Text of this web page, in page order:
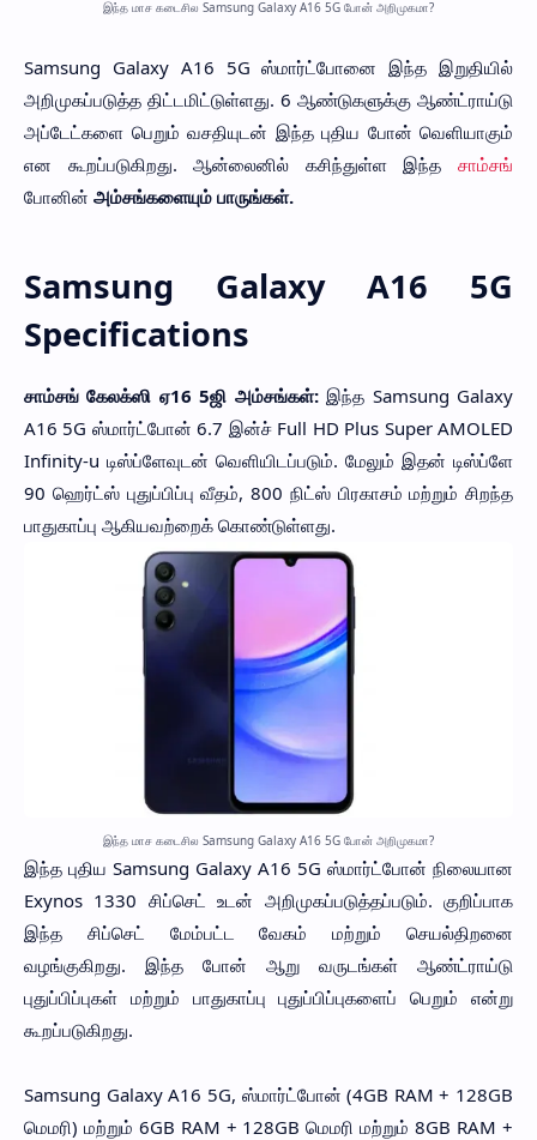
இந்த மாச கடைசில Samsung Galaxy A16 5G போன் அறிமுகமா?
Samsung Galaxy A16 5G ஸ்மார்ட்போனை இந்த இறுதியில்
அறிமுகப்படுத்த திட்டமிட்டுள்ளது. 6 ஆண்டுகளுக்கு ஆண்ட்ராய்டு
அப்டேட்களை பெறும் வசதியுடன் இந்த புதிய போன் வெளியாகும்
என கூறப்படுகிறது. ஆன்லைனில் கசிந்துள்ள இந்த சாம்சங்
போனின் அம்சங்களையும் பாருங்கள்.
Samsung Galaxy A16 5G
Specifications
சாம்சங் கேலக்ஸி ஏ16 5ஜி அம்சங்கள்:இந்த Samsung Galaxy
A16 5G ஸ்மார்ட்போன் 6.7 இன்ச் Full HD Plus Super AMOLED
Infinity-u டிஸ்ப்ளேவுடன் வெளியிடப்படும். மேலும் இதன் டிஸ்ப்ளே
90 ஹெர்ட்ஸ் புதுப்பிப்பு வீதம், 800 நிட்ஸ் பிரகாசம் மற்றும் சிறந்த
பாதுகாப்பு ஆகியவற்றைக் கொண்டுள்ளது.
இந்த மாச கடைசில Samsung Galaxy A16 5G போன் அறிமுகமா?
இந்த புதிய Samsung Galaxy A16 5G ஸ்மார்ட்போன் நிலையான
Exynos 1330 சிப்செட் உடன் அறிமுகப்படுத்தப்படும். குறிப்பாக
இந்த சிப்செட் மேம்பட்ட வேகம் மற்றும் செயல்திறனை
வழங்குகிறது. இந்த போன் ஆறு வருடங்கள் ஆண்ட்ராய்டு
புதுப்பிப்புகள் மற்றும் பாதுகாப்பு புதுப்பிப்புகளைப் பெறும் என்று
கூறப்படுகிறது.
Samsung Galaxy A16 5G, ஸ்மார்ட்போன் (4GB RAM + 128GB
மெமரி) மற்றும் 6GB RAM + 128GB மெமரி மற்றும் 8GB RAM +